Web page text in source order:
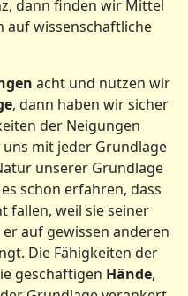
dann finden wir Mittel
auf wissenschaftliche
acht und nutzen wir
, dann haben wir sicher
der Neigungen
mit jeder Grundlage
unserer Grundlage
schon erfahren, dass
fallen, weil sie seiner
auf gewissen anderen
Die Fähigkeiten der
geschäftigen Hände,